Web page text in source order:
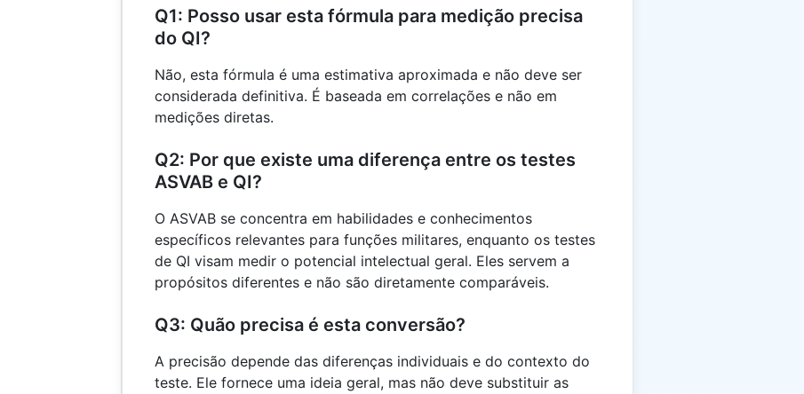
Q1: Posso usar esta fórmula para medição precisa
do QI?
Não, esta fórmula é uma estimativa aproximada e não deve ser
considerada definitiva. É baseada em correlações e não em
medições diretas.
Q2: Por que existe uma diferença entre os testes
ASVAB e QI?
O ASVAB se concentra em habilidades e conhecimentos
específicos relevantes para funções militares, enquanto os testes
de QI visam medir o potencial intelectual geral. Eles servem a
propósitos diferentes e não são diretamente comparáveis.
Q3: Quão precisa é esta conversão?
A precisão depende das diferenças individuais e do contexto do
teste. Ele fornece uma ideia geral, mas não deve substituir as